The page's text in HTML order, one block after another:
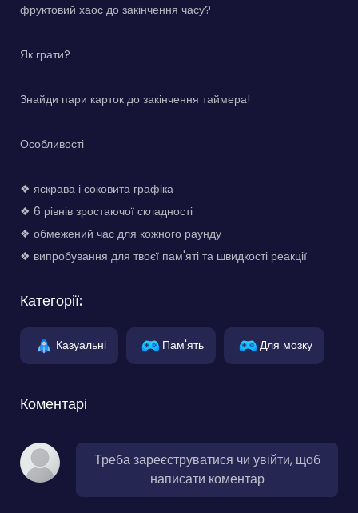
фруктовий хаос до закінчення часу?
Як грати?
Знайди пари карток до закінчення таймера!
Особливості
❖ яскрава і соковита графіка
❖ 6 рівнів зростаючої складності
❖ обмежений час для кожного раунду
❖ випробування для твоєї пам'яті та швидкості реакції
Категорії:
Казуальні Пам'ять Для мозку
Коментарі
Треба зареєструватися чи увійти, щоб
написати коментар